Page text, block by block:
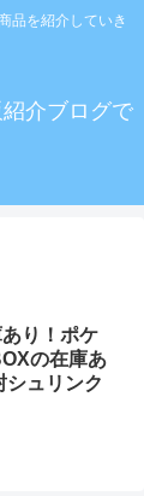
品を紹介していき
介ブログで
あり！ポケ
の在庫あ
シュリンク